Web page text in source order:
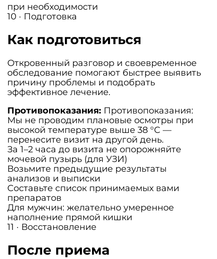
при необходимости
10 · Подготовка
Как подготовиться
Откровенный разговор и своевременное
обследование помогают быстрее выявить
причину проблемы и подобрать
эффективное лечение.
Противопоказания: Противопоказания:
Мы не проводим плановые осмотры при
высокой температуре выше 38 °C —
перенесите визит на другой день.
За 1–2 часа до визита не опорожняйте
мочевой пузырь (для УЗИ)
Возьмите предыдущие результаты
анализов и выписки
Составьте список принимаемых вами
препаратов
Для мужчин: желательно умеренное
наполнение прямой кишки
11 · Восстановление
После приема